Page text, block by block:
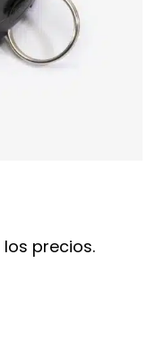
precios.